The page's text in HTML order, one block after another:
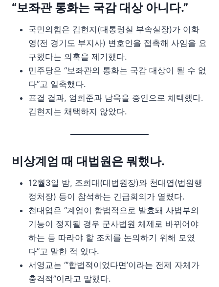
“보좌관 통화는 국감 대상 아니다.”
국민의힘은 김현지(대통령실 부속실장)가 이화
영(전 경기도 부지사) 변호인을 접촉해 사임을 요
구했다는 의혹을 제기했다.
민주당은 “보좌관의 통화는 국감 대상이 될 수 없
다”고 일축했다.
표결 결과, 엄희준과 남욱을 증인으로 채택했다.
김현지는 채택하지 않았다.
비상계엄 때 대법원은 뭐했나.
12월3일 밤, 조희대(대법원장)와 천대엽(법원행
정처장) 등이 참석하는 긴급회의가 열렸다.
천대엽은 “계엄이 합법적으로 발효돼 사법부의
기능이 정지될 경우 군사법원 체제로 바뀌어야
하는 등 따라야 할 조치를 논의하기 위해 모였
다”고 말한 적 있다.
서영교는 “’합법적이었다면’이라는 전제 자체가
충격적”이라고 말했다.